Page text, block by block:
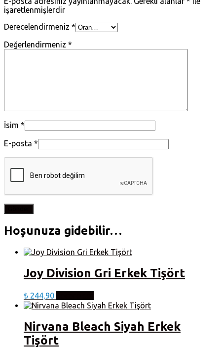
işaretlenmişlerdir
Derecelendirmeniz *
Değerlendirmeniz *
İsim *
E-posta *
Hoşunuza gidebilir…
Joy Division Gri Erkek Tişört
₺ 244,90
Bu
ürünün
birden
fazla
varyasyonu
Nirvana Bleach Siyah Erkek
Tişört